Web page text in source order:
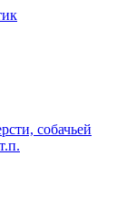
собачьей